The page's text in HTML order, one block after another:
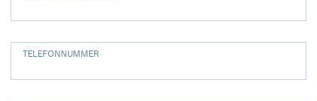
TELEFONNUMMER